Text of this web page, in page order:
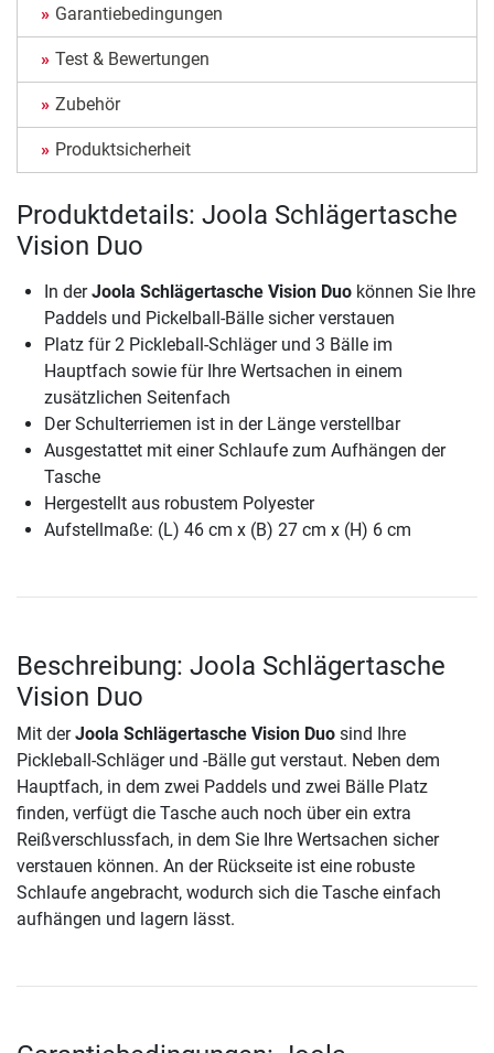
Garantiebedingungen
Test & Bewertungen
Zubehör
Produktsicherheit
Produktdetails: Joola Schlägertasche
Vision Duo
In derJoola Schlägertasche Vision Duo können Sie Ihre
Paddels und Pickelball-Bälle sicher verstauen
Platz für 2 Pickleball-Schläger und 3 Bälle im
Hauptfach sowie für Ihre Wertsachen in einem
zusätzlichen Seitenfach
Der Schulterriemen ist in der Länge verstellbar
Ausgestattet mit einer Schlaufe zum Aufhängen der
Tasche
Hergestellt aus robustem Polyester
Aufstellmaße: (L) 46 cm x (B) 27 cm x (H) 6 cm
Beschreibung: Joola Schlägertasche
Vision Duo
Mit derJoola Schlägertasche Vision Duo sind Ihre
Pickleball-Schläger und -Bälle gut verstaut. Neben dem
Hauptfach, in dem zwei Paddels und zwei Bälle Platz
finden, verfügt die Tasche auch noch über ein extra
Reißverschlussfach, in dem Sie Ihre Wertsachen sicher
verstauen können. An der Rückseite ist eine robuste
Schlaufe angebracht, wodurch sich die Tasche einfach
aufhängen und lagern lässt.